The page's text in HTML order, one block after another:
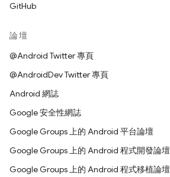
GitHub
論壇
@Android Twitter 專頁
@AndroidDev Twitter 專頁
Android 網誌
Google 安全性網誌
Google Groups 上的 Android 平台論壇
Google Groups 上的 Android 程式開發論壇
Google Groups 上的 Android 程式移植論壇